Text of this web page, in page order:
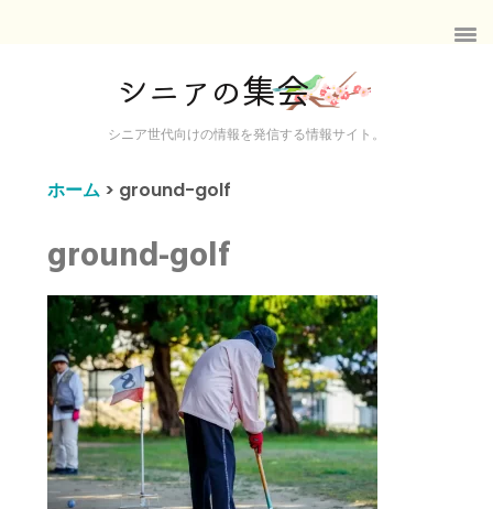
シニア世代向けの情報を発信する情報サイト。
ホーム > ground-golf
ground-golf